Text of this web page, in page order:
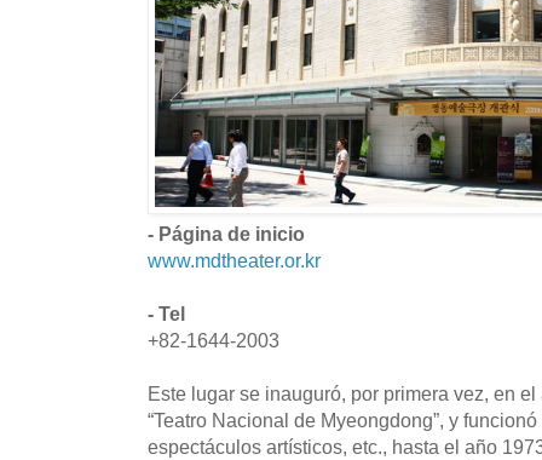
- Página de inicio
www.mdtheater.or.kr
- Tel
+82-1644-2003
Este lugar se inauguró, por primera vez, en
“Teatro Nacional de Myeongdong”, y
espectáculos artísticos, etc., hasta el año